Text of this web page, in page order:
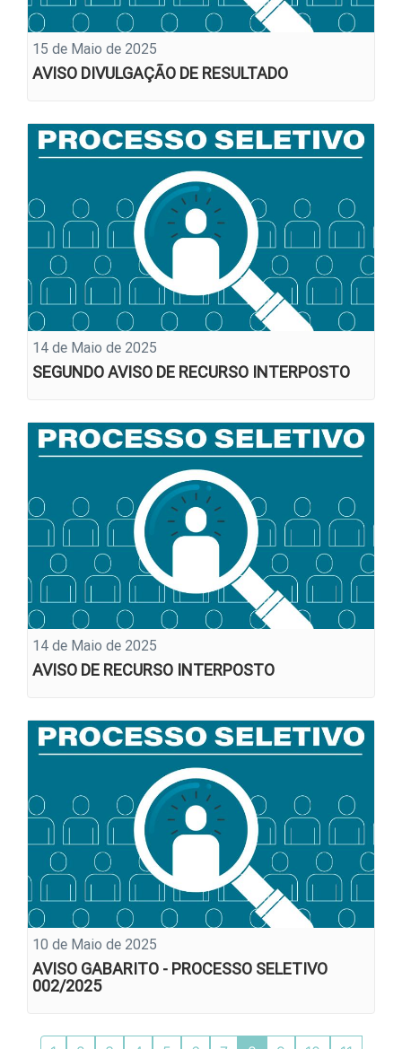
15 de Maio de 2025
AVISO DIVULGAÇÃO DE RESULTADO
14 de Maio de 2025
SEGUNDO AVISO DE RECURSO INTERPOSTO
14 de Maio de 2025
AVISO DE RECURSO INTERPOSTO
10 de Maio de 2025
AVISO GABARITO - PROCESSO SELETIVO
002/2025